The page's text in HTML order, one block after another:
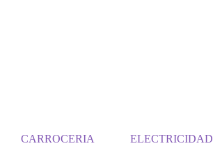
CARROCERIA ELECTRICIDAD